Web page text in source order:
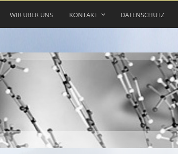
WIR ÜBER UNS KONTAKT DATENSCHUTZ